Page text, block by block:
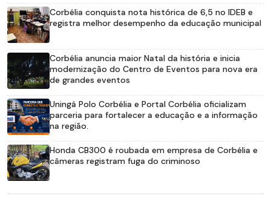
Corbélia conquista nota histórica de 6,5 no IDEB e
registra melhor desempenho da educação municipal
Corbélia anuncia maior Natal da história e inicia
modernização do Centro de Eventos para nova era
de grandes eventos
Uningá Polo Corbélia e Portal Corbélia oficializam
parceria para fortalecer a educação e a informação
na região.
Honda CB300 é roubada em empresa de Corbélia e
câmeras registram fuga do criminoso